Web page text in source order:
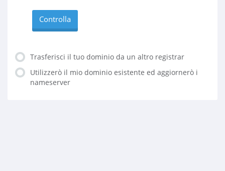
Controlla
Trasferisci il tuo dominio da un altro registrar
Utilizzerò il mio dominio esistente ed aggiornerò i
nameserver